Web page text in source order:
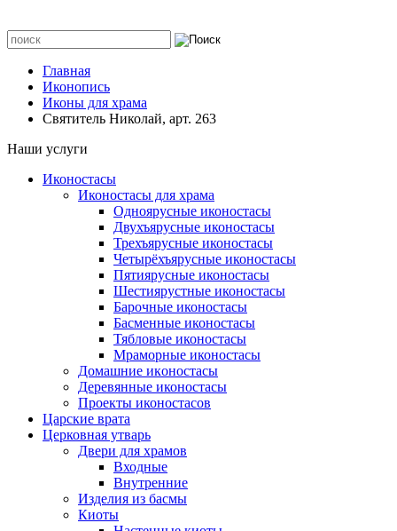
Главная
Иконопись
Иконы для храма
Святитель Николай, арт. 263
Наши услуги
Иконостасы
Иконостасы для храма
Одноярусные иконостасы
Двухъярусные иконостасы
Трехъярусные иконостасы
Четырёхъярусные иконостасы
Пятиярусные иконостасы
Шестиярустные иконостасы
Барочные иконостасы
Басменные иконостасы
Тябловые иконостасы
Мраморные иконостасы
Дoмaшниe икoнoстaсы
Деревянные иконостасы
Проекты иконостасов
Царские врата
Церковная утварь
Двери для храмов
Входные
Внутренние
Изделия из басмы
Киоты